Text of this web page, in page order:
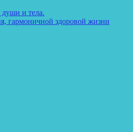
души и тела.
гармоничной здоровой жизни